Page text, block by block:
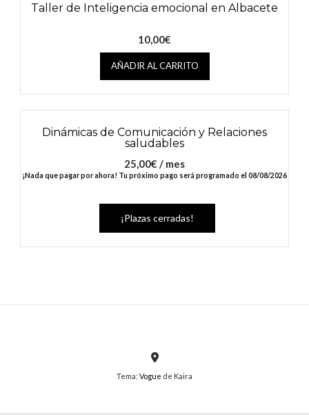
Taller de Inteligencia emocional en Albacete
10,00€
AÑADIR AL CARRITO
Dinámicas de Comunicación y Relaciones
saludables
25,00€ / mes
¡Nada que pagar por ahora! Tu próximo pago será programado el 08/08/2026
¡Plazas cerradas!
Tema: Vogue de Kaira